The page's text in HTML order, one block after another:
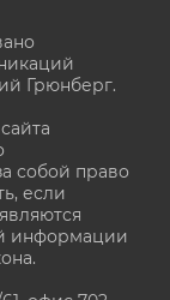
Грюнберг.
собой право
если
информации